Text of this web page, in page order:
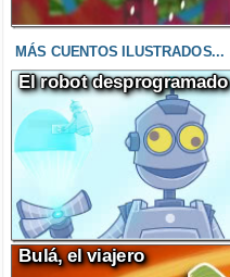
MÁS CUENTOS ILUSTRADOS...
El robot desprogramado
Bulá, el viajero